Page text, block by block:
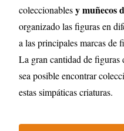
coleccionablesy muñecos
organizado las figuras en
a las principales marcas de
La gran cantidad de figuras
sea posible encontrar
estas simpáticas criaturas.